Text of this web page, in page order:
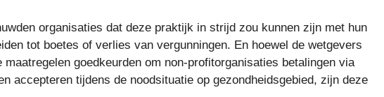
organisaties dat deze praktijk in strijd zou kunnen zijn met hun
tot boetes of verlies van vergunningen. En hoewel de wetgevers
goedkeurden om non-profitorganisaties betalingen via
accepteren tijdens de noodsituatie op gezondheidsgebied, zijn deze